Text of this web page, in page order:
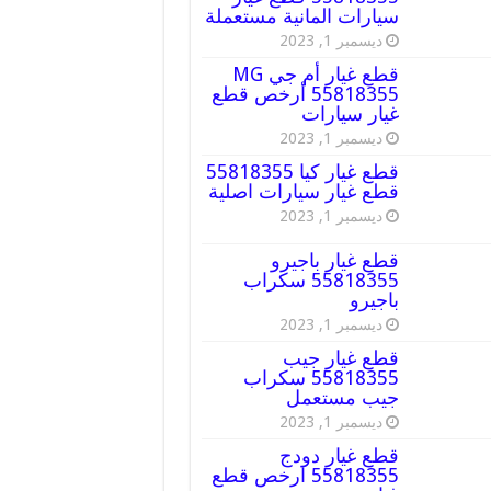
سيارات المانية مستعملة
ديسمبر 1, 2023
قطع غيار أم جي MG
55818355 أرخص قطع
غيار سيارات
ديسمبر 1, 2023
قطع غيار كيا 55818355
قطع غيار سيارات اصلية
ديسمبر 1, 2023
قطع غيار باجيرو
55818355 سكراب
باجيرو
ديسمبر 1, 2023
قطع غيار جيب
55818355 سكراب
جيب مستعمل
ديسمبر 1, 2023
قطع غيار دودج
55818355 ارخص قطع